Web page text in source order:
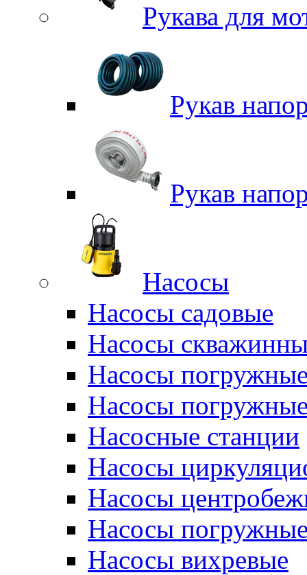
Рукава для
Рукав
Рукав
Насосы
Насосы садовые
Насосы
Насосы
Насосы
Насосные станции
Насосы
Насосы
Насосы
Насосы вихревые